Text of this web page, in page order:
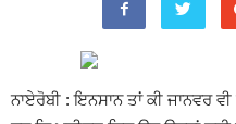
ਨਾਏਰੋਬੀ : ਇਨਸਾਨ ਤਾਂ ਕੀ